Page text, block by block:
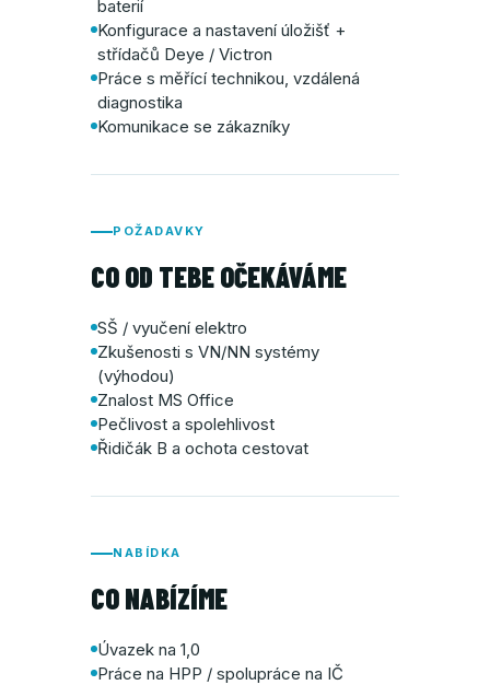
baterií
Konfigurace a nastavení úložišť +
střídačů Deye / Victron
Práce s měřící technikou, vzdálená
diagnostika
Komunikace se zákazníky
POŽADAVKY
CO OD TEBE OČEKÁVÁME
SŠ / vyučení elektro
Zkušenosti s VN/NN systémy
(výhodou)
Znalost MS Office
Pečlivost a spolehlivost
Řidičák B a ochota cestovat
NABÍDKA
CO NABÍZÍME
Úvazek na 1,0
Práce na HPP / spolupráce na IČ